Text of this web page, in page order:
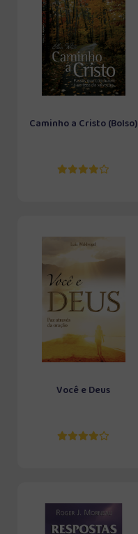
Caminho a Cristo (Bolso)
Você e Deus